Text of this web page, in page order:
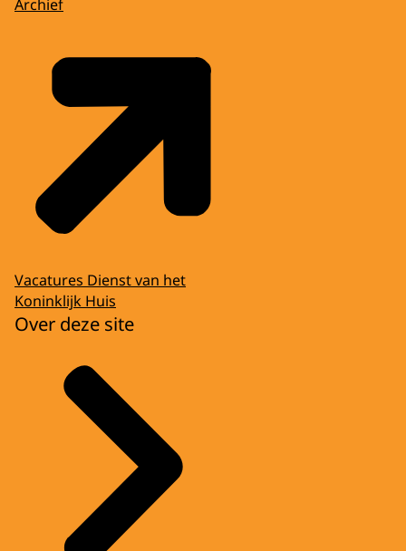
Archief
Vacatures Dienst van het
Koninklijk Huis
Over deze site